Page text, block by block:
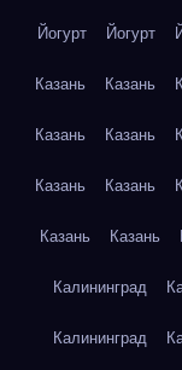
Йогурт Йогурт
Казань Казань
Казань Казань
Казань Казань
Казань Казань
Калининград
Калининград